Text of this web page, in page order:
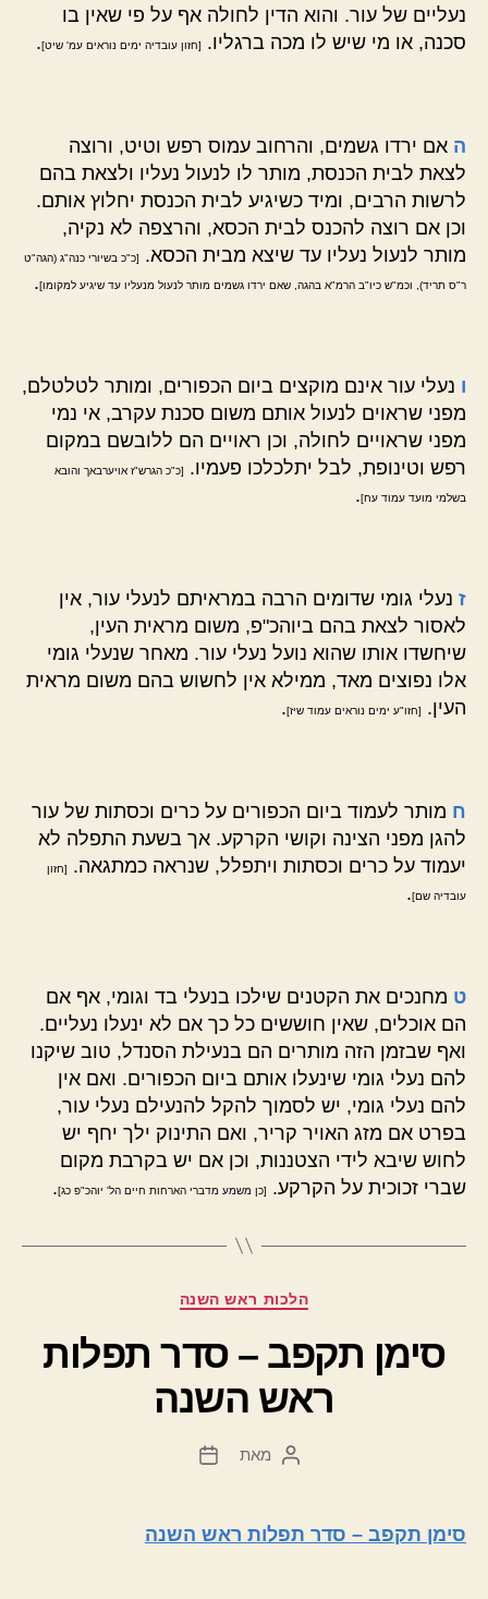
נעליים של עור. והוא הדין לחולה אף על פי שאין בו
סכנה, או מי שיש לו מכה ברגליו.
[חזון עובדיה ימים נוראים עמ' שיט].
ה אם ירדו גשמים, והרחוב עמוס רפש וטיט, ורוצה
לצאת לבית הכנסת, מותר לו לנעול נעליו ולצאת בהם
לרשות הרבים, ומיד כשיגיע לבית הכנסת יחלוץ אותם.
וכן אם רוצה להכנס לבית הכסא, והרצפה לא נקיה,
מותר לנעול נעליו עד שיצא מבית הכסא.
[כ"כ בשיורי כנה"ג (הגה"ט
ר"ס תריד), וכמ"ש כיו"ב הרמ"א בהגה, שאם ירדו גשמים מותר לנעול מנעליו עד שיגיע למקומו].
ו נעלי עור אינם מוקצים ביום הכפורים, ומותר לטלטלם,
מפני שראוים לנעול אותם משום סכנת עקרב, אי נמי
מפני שראויים לחולה, וכן ראויים הם ללובשם במקום
רפש וטינופת, לבל יתלכלכו פעמיו.
[כ"כ הגרש"ז אויערבאך והובא
בשלמי מועד עמוד עח].
ז נעלי גומי שדומים הרבה במראיתם לנעלי עור, אין
לאסור לצאת בהם ביוהכ"פ, משום מראית העין,
שיחשדו אותו שהוא נועל נעלי עור. מאחר שנעלי גומי
אלו נפוצים מאד, ממילא אין לחשוש בהם משום מראית
העין.
[חזו"ע ימים נוראים עמוד שיז].
ח מותר לעמוד ביום הכפורים על כרים וכסתות של עור
להגן מפני הצינה וקושי הקרקע. אך בשעת התפלה לא
יעמוד על כרים וכסתות ויתפלל, שנראה כמתגאה.
[חזון
עובדיה שם].
ט מחנכים את הקטנים שילכו בנעלי בד וגומי, אף אם
הם אוכלים, שאין חוששים כל כך אם לא ינעלו נעליים.
ואף שבזמן הזה מותרים הם בנעילת הסנדל, טוב שיקנו
להם נעלי גומי שינעלו אותם ביום הכפורים. ואם אין
להם נעלי גומי, יש לסמוך להקל להנעילם נעלי עור,
בפרט אם מזג האויר קריר, ואם התינוק ילך יחף יש
לחוש שיבא לידי הצטננות, וכן אם יש בקרבת מקום
שברי זכוכית על הקרקע.
[כן משמע מדברי הארחות חיים הל' יוהכ"פ כג].
קטגוריות
הלכות ראש השנה
סימן תקפב – סדר תפלות
ראש השנה
המחבר
מאת
תאריך
סימן תקפב – סדר תפלות ראש השנה